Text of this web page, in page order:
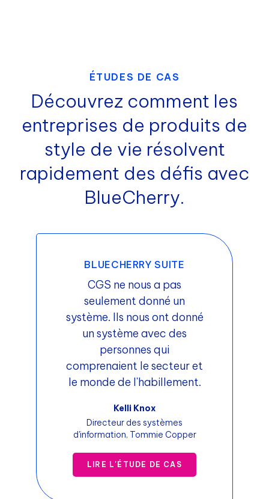
ÉTUDES DE CAS
Découvrez comment les
entreprises de produits de
style de vie résolvent
rapidement des défis avec
BlueCherry.
BLUECHERRY SUITE
CGS ne nous a pas
seulement donné un
système. Ils nous ont donné
un système avec des
personnes qui
comprenaient le secteur et
le monde de l'habillement.
Kelli Knox
Directeur des systèmes
d'information, Tommie Copper
LIRE L'ÉTUDE DE CAS